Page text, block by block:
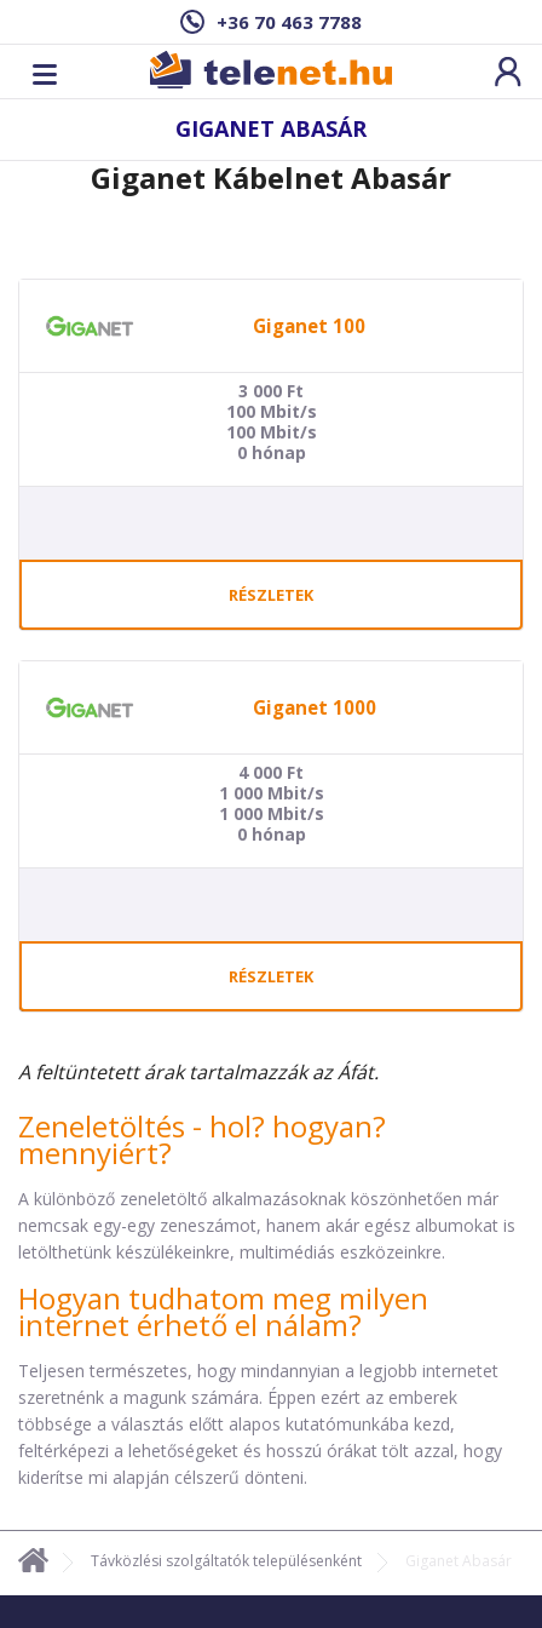
+36 70 463 7788
GIGANET ABASÁR
Giganet Kábelnet Abasár
Giganet 100
3 000 Ft
100 Mbit/s
100 Mbit/s
0 hónap
RÉSZLETEK
Giganet 1000
4 000 Ft
1 000 Mbit/s
1 000 Mbit/s
0 hónap
RÉSZLETEK
A feltüntetett árak tartalmazzák az Áfát.
Zeneletöltés - hol? hogyan?
mennyiért?
A különböző zeneletöltő alkalmazásoknak köszönhetően már
nemcsak egy-egy zeneszámot, hanem akár egész albumokat is
letölthetünk készülékeinkre, multimédiás eszközeinkre.
Hogyan tudhatom meg milyen
internet érhető el nálam?
Teljesen természetes, hogy mindannyian a legjobb internetet
szeretnénk a magunk számára. Éppen ezért az emberek
többsége a választás előtt alapos kutatómunkába kezd,
feltérképezi a lehetőségeket és hosszú órákat tölt azzal, hogy
kiderítse mi alapján célszerű dönteni.
Távközlési szolgáltatók településenként Giganet Abasár